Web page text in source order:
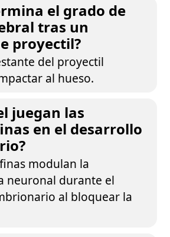
el grado de
tras un
proyectil?
del proyectil
al hueso.
juegan las
en el desarrollo
modulan la
neuronal durante el
al bloquear la